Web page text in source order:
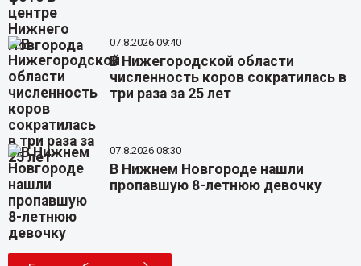
07.8.2026 09:40
В Нижегородской области
численность коров сократилась в
три раза за 25 лет
07.8.2026 08:30
В Нижнем Новгороде нашли
пропавшую 8-летнюю девочку